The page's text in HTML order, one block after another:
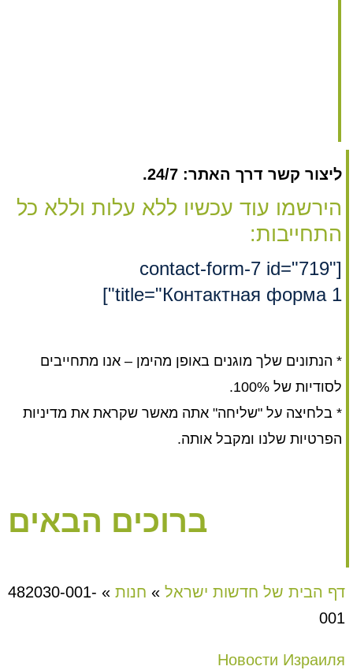
ליצור קשר דרך האתר: 24/7.
הירשמו עוד עכשיו ללא עלות וללא כל
התחייבות:
[contact-form-7 id="719"
title="Контактная форма 1"]
* הנתונים שלך מוגנים באופן מהימן – אנו מתחייבים
לסודיות של 100%.
* בלחיצה על "שליחה" אתה מאשר שקראת את מדיניות
הפרטיות שלנו ומקבל אותה.
ברוכים הבאים
דף הבית של חדשות ישראל » חנות »
482030-001-
001
Новости Израиля